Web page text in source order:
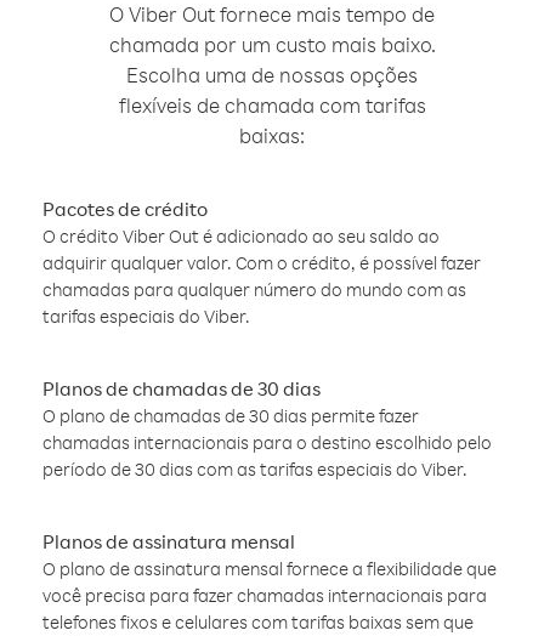
O Viber Out fornece mais tempo de
chamada por um custo mais baixo.
Escolha uma de nossas opções
flexíveis de chamada com tarifas
baixas:
Pacotes de crédito
O crédito Viber Out é adicionado ao seu saldo ao
adquirir qualquer valor. Com o crédito, é possível fazer
chamadas para qualquer número do mundo com as
tarifas especiais do Viber.
Planos de chamadas de 30 dias
O plano de chamadas de 30 dias permite fazer
chamadas internacionais para o destino escolhido pelo
período de 30 dias com as tarifas especiais do Viber.
Planos de assinatura mensal
O plano de assinatura mensal fornece a flexibilidade que
você precisa para fazer chamadas internacionais para
telefones fixos e celulares com tarifas baixas sem que